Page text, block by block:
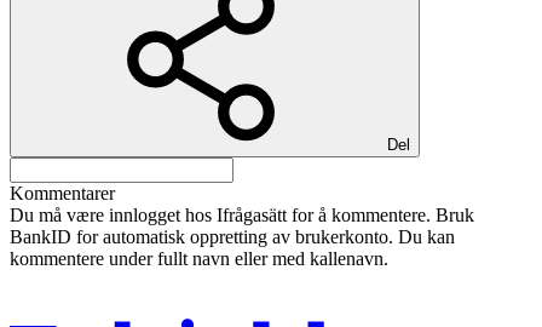
Del
Kommentarer
Du må være innlogget hos Ifrågasätt for å kommentere. Bruk
BankID for automatisk oppretting av brukerkonto. Du kan
kommentere under fullt navn eller med kallenavn.